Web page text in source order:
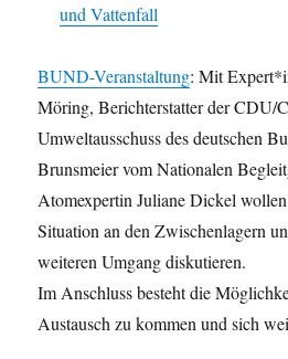
und Vattenfall
BUND-Veranstaltung: Mit
Möring, Berichterstatter der CDU/
Umweltausschuss des deutschen
Brunsmeier vom Nationalen
Atomexpertin Juliane Dickel
Situation an den Zwischenlagern
weiteren Umgang diskutieren.
Im Anschluss besteht die
Austausch zu kommen und sich